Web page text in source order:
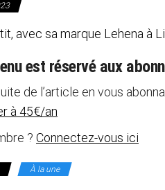
avec sa marque Lehena à
est réservé aux
de l’article en vous
à 45€/an
? Connectez-vous ici
À la une